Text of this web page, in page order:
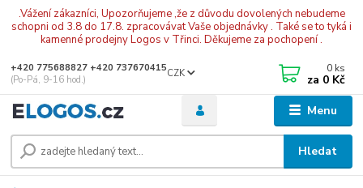
.Vážení zákazníci, Upozorňujeme ,že z důvodu dovolených nebudeme
schopni od 3.8 do 17.8. zpracovávat Vaše objednávky . Také se to tyká i
kamenné prodejny Logos v Třinci. Děkujeme za pochopení .
Menu
CZK
Hledat
+420 775688827 +420 737670415
(Po-Pá, 9-16 hod.)
0 ks
za 0 Kč